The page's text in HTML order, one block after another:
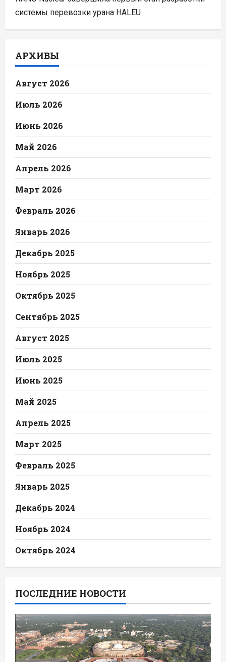
системы перевозки урана HALEU
АРХИВЫ
Август 2026
Июль 2026
Июнь 2026
Май 2026
Апрель 2026
Март 2026
Февраль 2026
Январь 2026
Декабрь 2025
Ноябрь 2025
Октябрь 2025
Сентябрь 2025
Август 2025
Июль 2025
Июнь 2025
Май 2025
Апрель 2025
Март 2025
Февраль 2025
Январь 2025
Декабрь 2024
Ноябрь 2024
Октябрь 2024
ПОСЛЕДНИЕ НОВОСТИ